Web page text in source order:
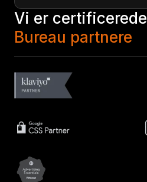
Vi er certificerede
Bureau partnere